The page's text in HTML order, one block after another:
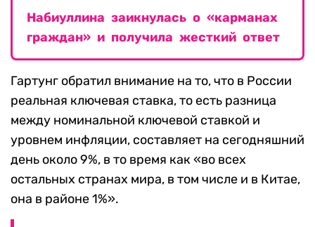
Набиуллина заикнулась о «карманах
граждан» и получила жесткий ответ
Гартунг обратил внимание на то, что в России
реальная ключевая ставка, то есть разница
между номинальной ключевой ставкой и
уровнем инфляции, составляет на сегодняшний
день около 9%, в то время как «во всех
остальных странах мира, в том числе и в Китае,
она в районе 1%».